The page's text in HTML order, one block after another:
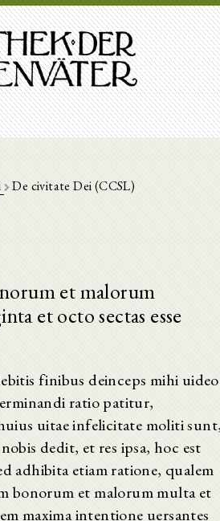
De civitate Dei (CCSL)
et malorum
et octo sectas esse
finibus deinceps mihi uideo
ratio patitur,
uitae infelicitate moliti
dedit, et res ipsa, hoc est
adhibita etiam ratione, qualem
bonorum et malorum multa et
maxima intentione uersantes